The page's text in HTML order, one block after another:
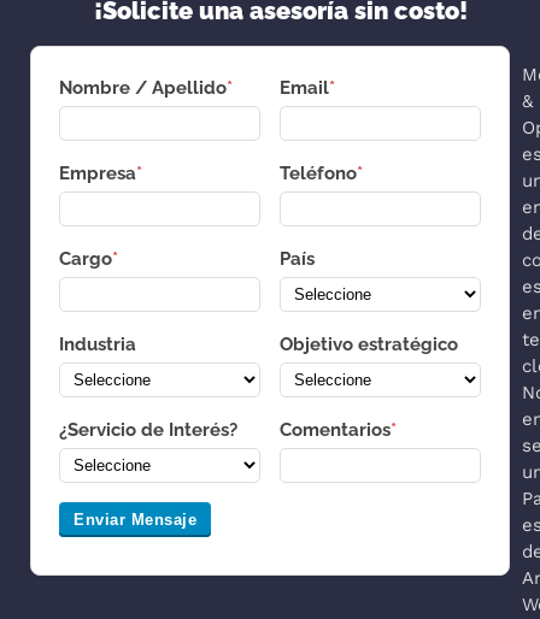
¡Solicite una asesoría sin costo!
Nombre / Apellido* Email*
Empresa* Teléfono*
Cargo* País
Industria Objetivo estratégico
¿Servicio de Interés? Comentarios*
Enviar Mensaje
&